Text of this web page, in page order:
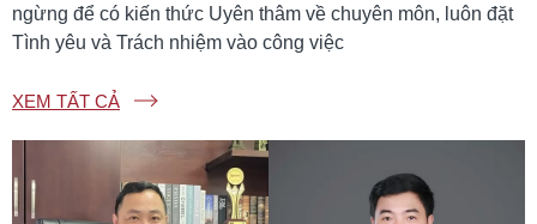
ngừng để có kiến thức Uyên thâm về chuyên môn, luôn đặt
Tình yêu và Trách nhiệm vào công việc
XEM TẤT CẢ